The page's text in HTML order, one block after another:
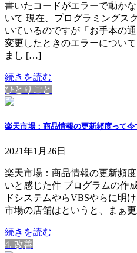
書いたコードがエラーで動か
いて 現在、プログラミングス
いているのですが「お手本の
変更したときのエラーについ
まし […]
続きを読む
ひとりごと
楽天市場：商品情報の更新頻度って
2021年1月26日
楽天市場：商品情報の更新頻
いと感じた件 プログラムの作
ドシステムやらVBSやらに明
市場の店舗はというと、まぁ
続きを読む
4. 改善